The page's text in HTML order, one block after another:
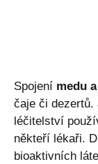
Spojení medu
čaje či dezertů.
léčitelství
někteří lékaři.
bioaktivních